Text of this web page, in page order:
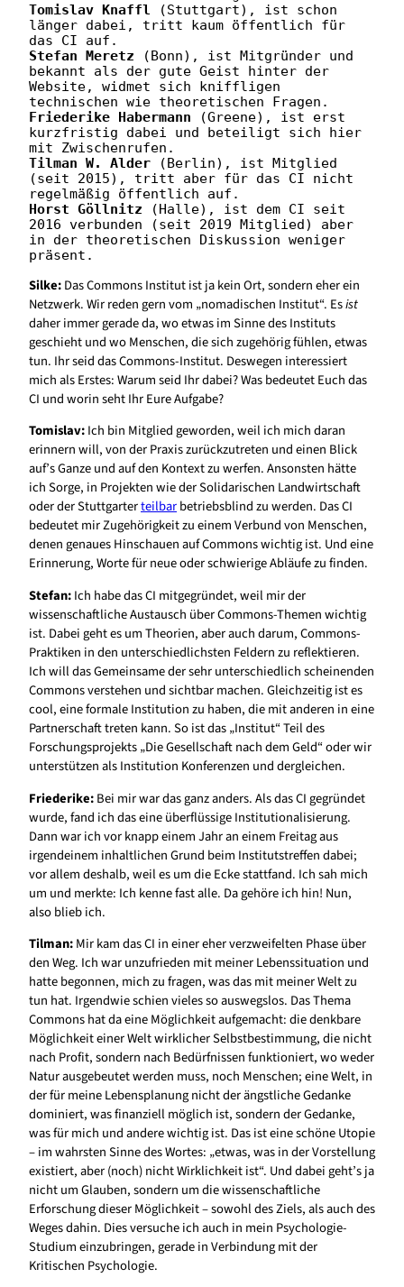
Tomislav Knaffl
(Stuttgart), ist schon
länger dabei, tritt kaum öffentlich für
Stefan Meretz (Bonn), ist Mitgründer und
bekannt als der gute Geist hinter der
Website, widmet sich kniffligen
Friederike Habermann (Greene), ist erst
kurzfristig dabei und beteiligt sich hier
Tilman W. Alder (Berlin), ist Mitglied
(seit 2015), tritt aber für das CI nicht
Horst Göllnitz (Halle), ist dem CI seit
2016 verbunden (seit 2019 Mitglied) aber
in der theoretischen Diskussion weniger
präsent.
Silke:Das Commons Institut ist ja kein Ort, sondern eher ein
Netzwerk. Wir reden gern vom „nomadischen Institut“. Esist
daher immer gerade da, wo etwas im Sinne des Instituts
geschieht und wo Menschen, die sich zugehörig fühlen, etwas
tun. Ihr seid das Commons-Institut. Deswegen interessiert
mich als Erstes: Warum seid Ihr dabei? Was bedeutet Euch das
CI und worin seht Ihr Eure Aufgabe?
Tomislav:Ich bin Mitglied geworden, weil ich mich daran
erinnern will, von der Praxis zurückzutreten und einen Blick
auf’s Ganze und auf den Kontext zu werfen. Ansonsten hätte
ich Sorge, in Projekten wie der Solidarischen Landwirtschaft
oder der Stuttgarterteilbarbetriebsblind zu werden. Das CI
bedeutet mir Zugehörigkeit zu einem Verbund von Menschen,
denen genaues Hinschauen auf Commons wichtig ist. Und eine
Erinnerung, Worte für neue oder schwierige Abläufe zu finden.
Stefan:Ich habe das CI mitgegründet, weil mir der
wissenschaftliche Austausch über Commons-Themen wichtig
ist. Dabei geht es um Theorien, aber auch darum, Commons-
Praktiken in den unterschiedlichsten Feldern zu reflektieren.
Ich will das Gemeinsame der sehr unterschiedlich scheinenden
Commons verstehen und sichtbar machen. Gleichzeitig ist es
cool, eine formale Institution zu haben, die mit anderen in eine
Partnerschaft treten kann. So ist das „Institut“ Teil des
Forschungsprojekts „Die Gesellschaft nach dem Geld“ oder wir
unterstützen als Institution Konferenzen und dergleichen.
Friederike:Bei mir war das ganz anders. Als das CI gegründet
wurde, fand ich das eine überflüssige Institutionalisierung.
Dann war ich vor knapp einem Jahr an einem Freitag aus
irgendeinem inhaltlichen Grund beim Institutstreffen dabei;
vor allem deshalb, weil es um die Ecke stattfand. Ich sah mich
um und merkte: Ich kenne fast alle. Da gehöre ich hin! Nun,
also blieb ich.
Tilman:Mir kam das CI in einer eher verzweifelten Phase über
den Weg. Ich war unzufrieden mit meiner Lebenssituation und
hatte begonnen, mich zu fragen, was das mit meiner Welt zu
tun hat. Irgendwie schien vieles so auswegslos. Das Thema
Commons hat da eine Möglichkeit aufgemacht: die denkbare
Möglichkeit einer Welt wirklicher Selbstbestimmung, die nicht
nach Profit, sondern nach Bedürfnissen funktioniert, wo weder
Natur ausgebeutet werden muss, noch Menschen; eine Welt, in
der für meine Lebensplanung nicht der ängstliche Gedanke
dominiert, was finanziell möglich ist, sondern der Gedanke,
was für mich und andere wichtig ist. Das ist eine schöne Utopie
– im wahrsten Sinne des Wortes: „etwas, was in der Vorstellung
existiert, aber (noch) nicht Wirklichkeit ist“. Und dabei geht’s ja
nicht um Glauben, sondern um die wissenschaftliche
Erforschung dieser Möglichkeit – sowohl des Ziels, als auch des
Weges dahin. Dies versuche ich auch in mein Psychologie-
Studium einzubringen, gerade in Verbindung mit der
Kritischen Psychologie.